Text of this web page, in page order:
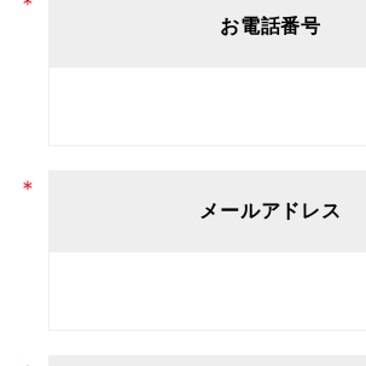
お電話番号
メールアドレス